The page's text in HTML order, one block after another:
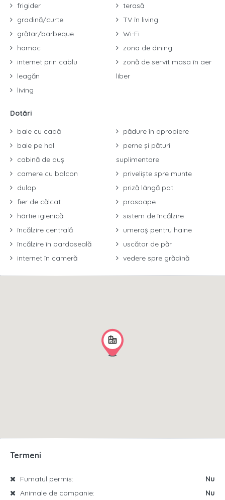
frigider
gradină/curte
grătar/barbeque
hamac
internet prin cablu
leagăn
living
terasă
TV în living
Wi-Fi
zona de dining
zonă de servit masa în aer
liber
Dotări
baie cu cadă
baie pe hol
cabină de duș
camere cu balcon
dulap
fier de călcat
hârtie igienică
încălzire centrală
încălzire în pardoseală
internet în cameră
pădure în apropiere
perne și pături
suplimentare
priveliște spre munte
priză lângă pat
prosoape
sistem de încălzire
umeraș pentru haine
uscător de păr
vedere spre grădină
Termeni
Fumatul permis:
Nu
Animale de companie:
Nu